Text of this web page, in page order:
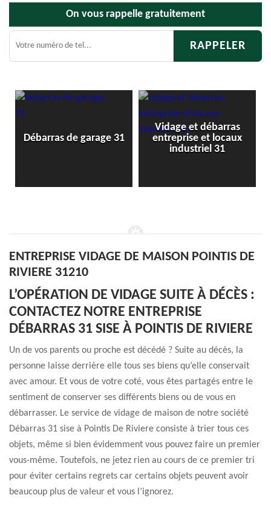
On vous rappelle gratuitement
Débarras de garage 31
Vidage et débarras
entreprise et locaux
industriel 31
ENTREPRISE VIDAGE DE MAISON POINTIS DE
RIVIERE 31210
L’OPÉRATION DE VIDAGE SUITE À DÉCÈS :
CONTACTEZ NOTRE ENTREPRISE
DÉBARRAS 31 SISE À POINTIS DE RIVIERE
Un de vos parents ou proche est décédé ? Suite au décès, la
personne laisse derrière elle tous ses biens qu’elle conservait
avec amour. Et vous de votre coté, vous êtes partagés entre le
sentiment de conserver ses différents biens ou de vous en
débarrasser. Le service de vidage de maison de notre société
Débarras 31 sise à Pointis De Riviere consiste à trier tous ces
objets, même si bien évidemment vous pouvez faire un premier
vous-même. Toutefois, ne jetez rien au cours de ce premier tri
pour éviter certains regrets car certains objets peuvent avoir
beaucoup plus de valeur et vous l’ignorez.